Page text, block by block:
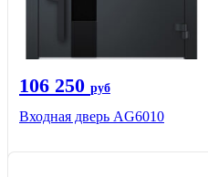
106 250 руб
Входная дверь AG6010